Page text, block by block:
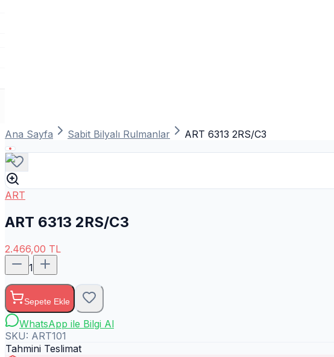
Ana Sayfa Sabit Bilyalı Rulmanlar ART 6313 2RS/C3
ART
ART 6313 2RS/C3
2.466,00 TL
1
Sepete Ekle
WhatsApp ile Bilgi Al
SKU: ART101
Tahmini Teslimat